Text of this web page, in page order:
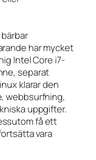
bärbar
har mycket
Intel Core i7-
separat
klarar den
webbsurfning,
uppgifter.
få ett
vara